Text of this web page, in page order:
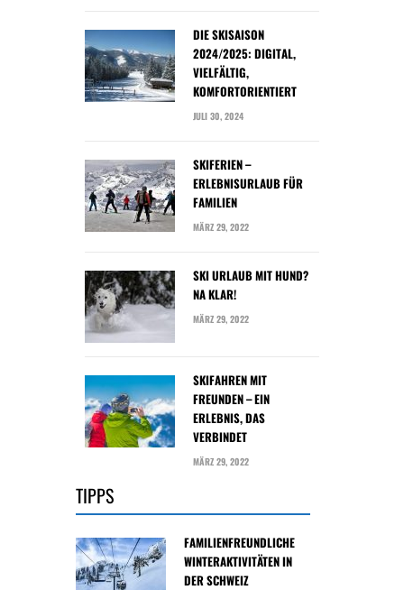
DIE SKISAISON
2024/2025: DIGITAL,
VIELFÄLTIG,
KOMFORTORIENTIERT
JULI 30, 2024
SKIFERIEN –
ERLEBNISURLAUB FÜR
FAMILIEN
MÄRZ 29, 2022
SKI URLAUB MIT HUND?
NA KLAR!
MÄRZ 29, 2022
SKIFAHREN MIT
FREUNDEN – EIN
ERLEBNIS, DAS
VERBINDET
MÄRZ 29, 2022
TIPPS
FAMILIENFREUNDLICHE
WINTERAKTIVITÄTEN IN
DER SCHWEIZ